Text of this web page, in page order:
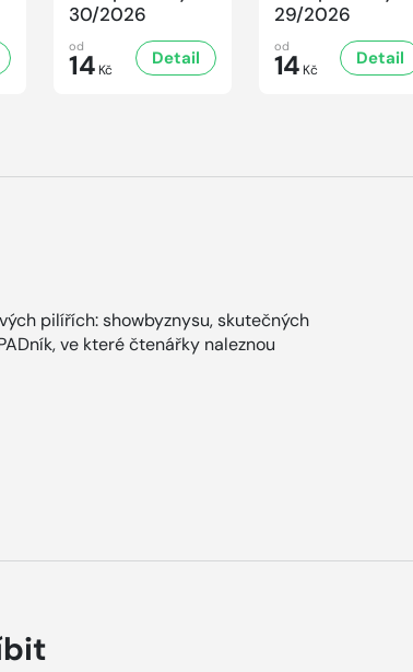
30/2026
od
14 Kč
Detail
29/2026
od
14 Kč
Detail
pilířích: showbyznysu, skutečných
ve které čtenářky naleznou